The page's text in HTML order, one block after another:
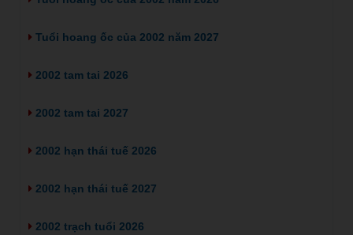
Tuổi hoang ốc của 2002 năm 2027
2002 tam tai 2026
2002 tam tai 2027
2002 hạn thái tuế 2026
2002 hạn thái tuế 2027
2002 trạch tuổi 2026